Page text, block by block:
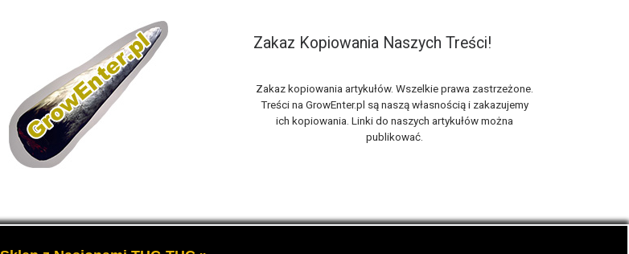
Zakaz Kopiowania Naszych Treści!
Zakaz kopiowania artykułów. Wszelkie prawa zastrzeżone.
Treści na GrowEnter.pl są naszą własnością i zakazujemy
ich kopiowania. Linki do naszych artykułów można
publikować.